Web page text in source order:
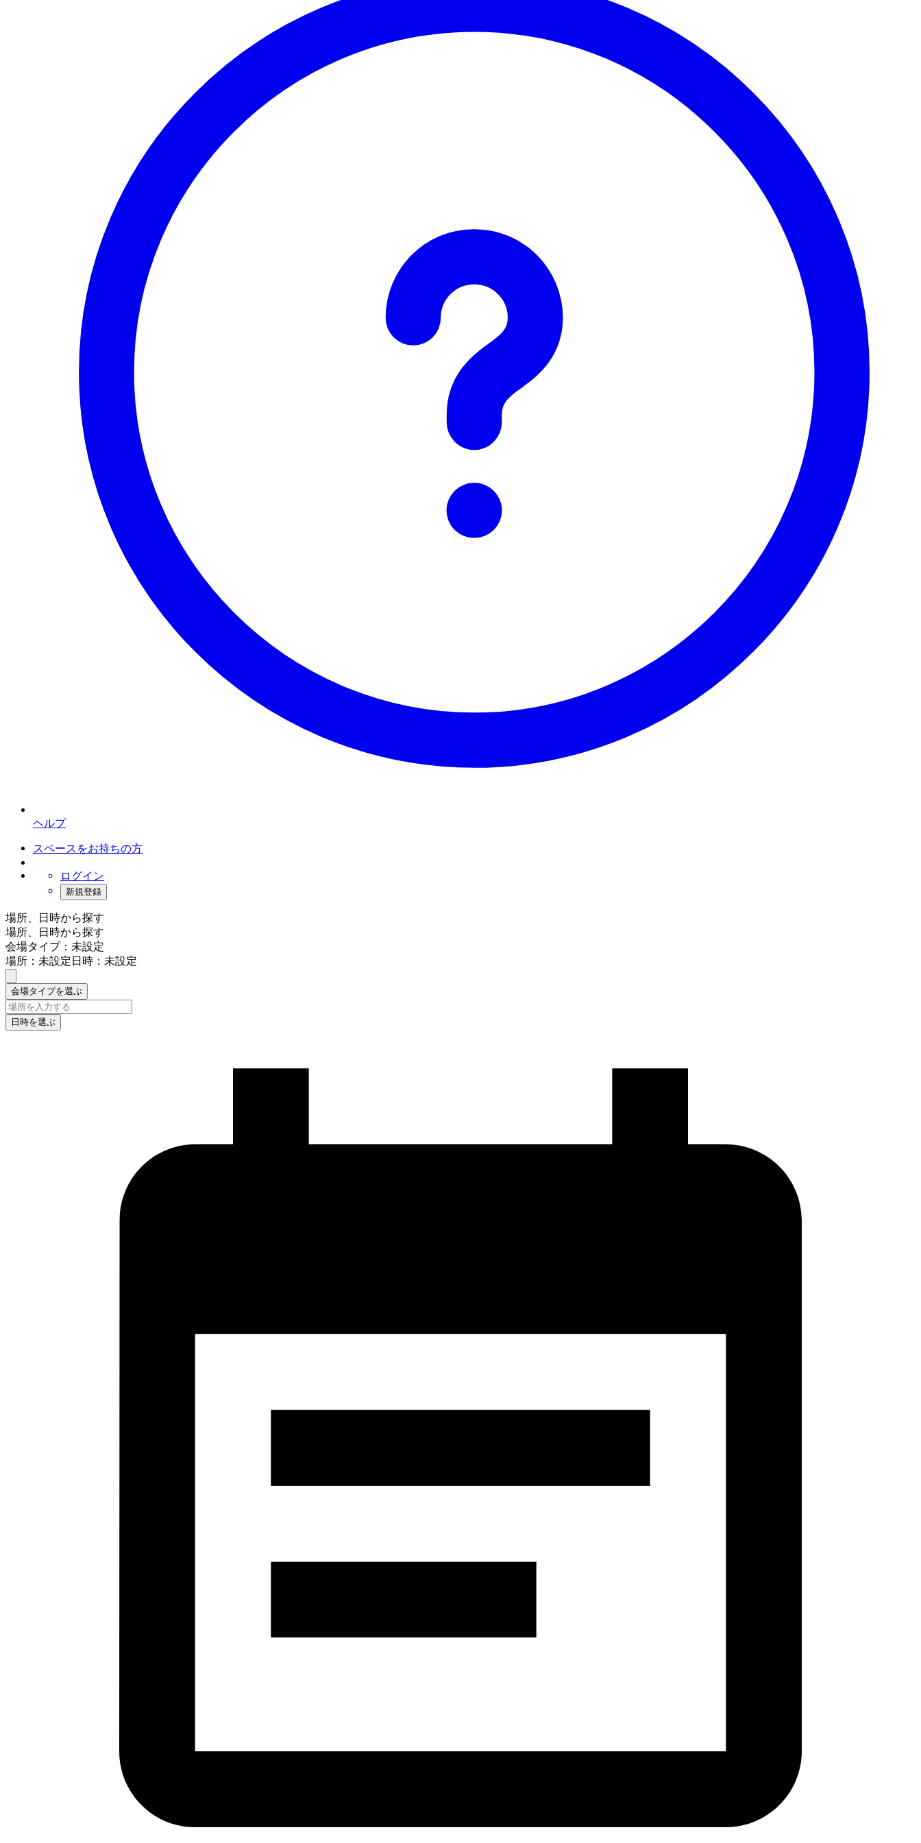
ヘルプ
スペースをお持ちの方
ログイン
新規登録
場所、日時から探す
場所、日時から探す
会場タイプ：未設定
場所：未設定日時：未設定
会場タイプを選ぶ
日時を選ぶ